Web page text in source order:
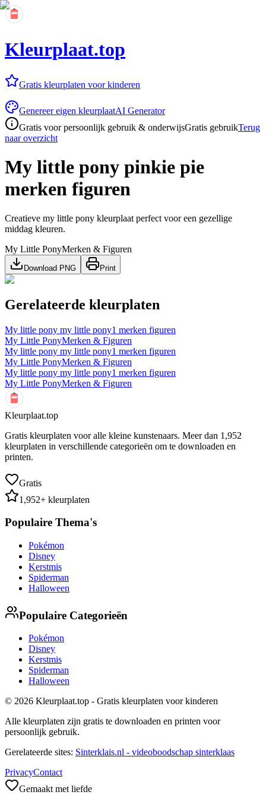
Kleurplaat.top
Gratis kleurplaten voor kinderen
Genereer eigen kleurplaatAI Generator
Gratis voor persoonlijk gebruik & onderwijsGratis gebruikTerug
naar overzicht
My little pony pinkie pie
merken figuren
Creatieve my little pony kleurplaat perfect voor een gezellige
middag kleuren.
My Little PonyMerken & Figuren
Download PNG Print
Gerelateerde kleurplaten
My little pony my little pony1 merken figuren
My Little PonyMerken & Figuren
My little pony my little pony1 merken figuren
My Little PonyMerken & Figuren
My little pony my little pony1 merken figuren
My Little PonyMerken & Figuren
Kleurplaat.top
Gratis kleurplaten voor alle kleine kunstenaars. Meer dan 1,952
kleurplaten in verschillende categorieën om te downloaden en
printen.
Gratis
1,952+ kleurplaten
Populaire Thema's
Pokémon
Disney
Kerstmis
Spiderman
Halloween
Populaire Categorieën
Pokémon
Disney
Kerstmis
Spiderman
Halloween
© 2026 Kleurplaat.top - Gratis kleurplaten voor kinderen
Alle kleurplaten zijn gratis te downloaden en printen voor
persoonlijk gebruik.
Gerelateerde sites: Sinterklais.nl - videoboodschap sinterklaas
PrivacyContact
Gemaakt met liefde